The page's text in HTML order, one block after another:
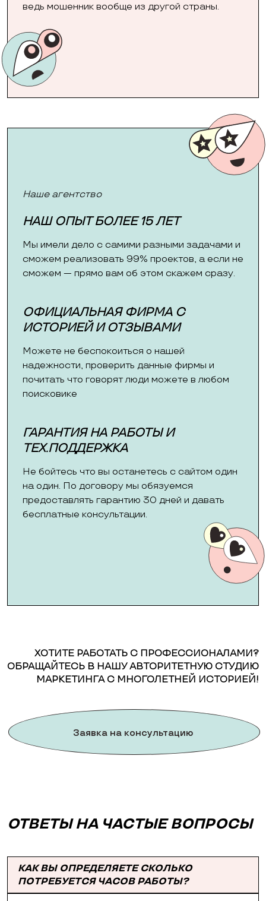
ведь мошенник вообще из другой страны.
Наше агентство
НАШ ОПЫТ БОЛЕЕ 15 ЛЕТ
Мы имели дело с самими разными задачами и
сможем реализовать 99% проектов, а если не
сможем — прямо вам об этом скажем сразу.
ОФИЦИАЛЬНАЯ ФИРМА С
ИСТОРИЕЙ И ОТЗЫВАМИ
Можете не беспокоиться о нашей
надежности, проверить данные фирмы и
почитать что говорят люди можете в любом
поисковике
ГАРАНТИЯ НА РАБОТЫ И
ТЕХ.ПОДДЕРЖКА
Не бойтесь что вы останетесь с сайтом один
на один. По договору мы обязуемся
предоставлять гарантию 30 дней и давать
бесплатные консультации.
ХОТИТЕ РАБОТАТЬ С ПРОФЕССИОНАЛАМИ?
ОБРАЩАЙТЕСЬ В НАШУ АВТОРИТЕТНУЮ СТУДИЮ
МАРКЕТИНГА С МНОГОЛЕТНЕЙ ИСТОРИЕЙ!
Заявка на консультацию
ОТВЕТЫ НА ЧАСТЫЕ ВОПРОСЫ
КАК ВЫ ОПРЕДЕЛЯЕТЕ СКОЛЬКО
ПОТРЕБУЕТСЯ ЧАСОВ РАБОТЫ?